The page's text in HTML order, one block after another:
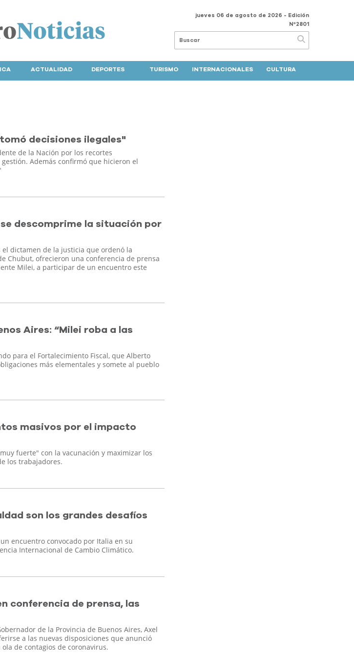
jueves 06 de agosto de 2026 - Edición
Nº2801
ACTUALIDAD DEPORTES TURISMO INTERNACIONALES CULTURA
decisiones ilegales"
de la Nación por los recortes
Además confirmó que hicieron el
descomprime la situación por
dictamen de la justicia que ordenó la
Chubut, ofrecieron una conferencia de prensa
Milei, a participar de un encuentro este
Aires: “Milei roba a las
para el Fortalecimiento Fiscal, que Alberto
más elementales y somete al pueblo
masivos por el impacto
fuerte" con la vacunación y maximizar los
los trabajadores.
son los grandes desafíos
encuentro convocado por Italia en su
Internacional de Cambio Climático.
conferencia de prensa, las
de la Provincia de Buenos Aires, Axel
a las nuevas disposiciones que anunció
de contagios de coronavirus.